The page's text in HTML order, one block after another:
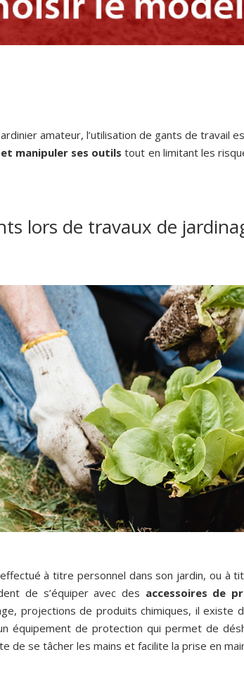
amateur, l’utilisation de gants de
manipuler ses outils tout en limitant les
lors de travaux de
à titre personnel dans son jardin, ou
de s’équiper avec des accessoires de
projections de produits chimiques, il
équipement de protection qui permet de
de se tâcher les mains et facilite la prise en